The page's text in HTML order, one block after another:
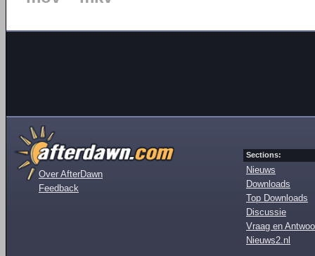
Over AfterDawn
Feedback
Sections:
Nieuws
Downloads
Top Downloads
Discussie
Vraag en
Nieuws2.nl